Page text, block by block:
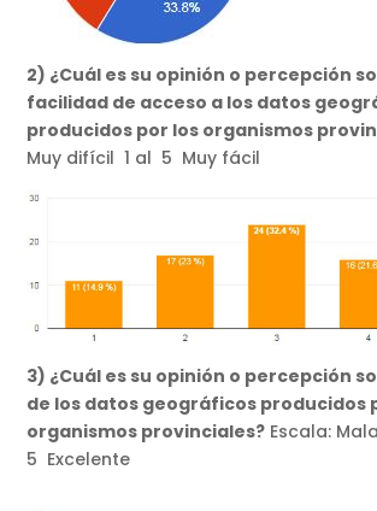
2) ¿Cuál es su opinión o percepción
facilidad de acceso a los datos
producidos por los organismos
Muy difícil 1 al 5 Muy fácil
3) ¿Cuál es su opinión o percepción
de los datos geográficos producidos
organismos provinciales? Escala:
5 Excelente